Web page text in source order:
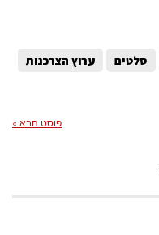
סלטים ערוץ הצרכנות
פוסט הבא »